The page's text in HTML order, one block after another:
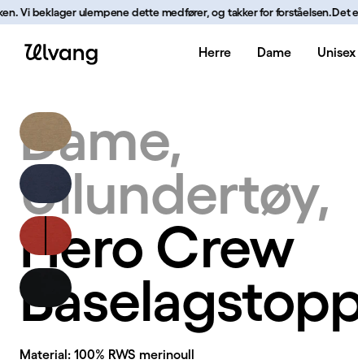
Hopp til innhold
beklager ulempene dette medfører, og takker for forståelsen.Det er
Herre Dame Unisex
Dame
Ullundertøy
Hero Crew
Material: 100% RWS merinoull